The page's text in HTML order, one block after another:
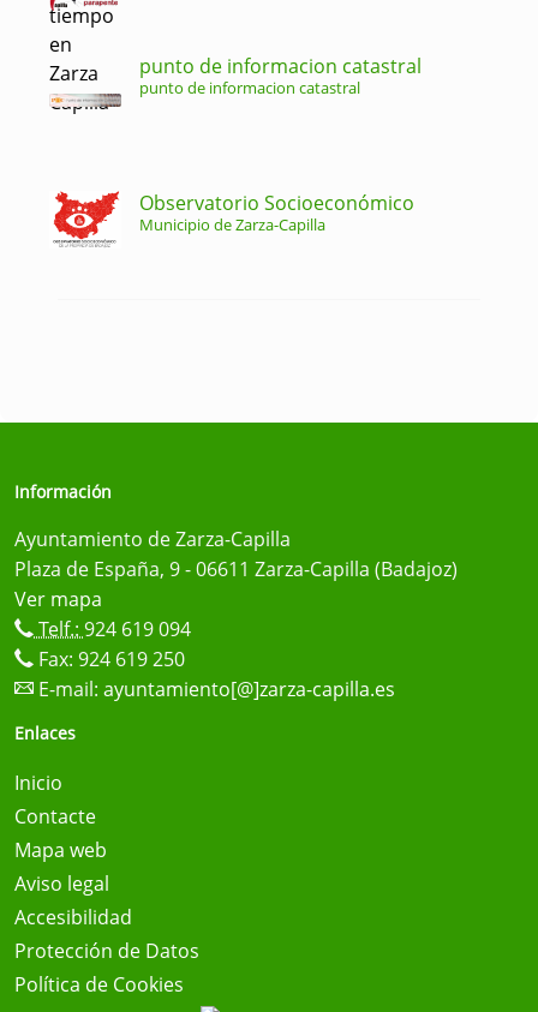
punto de informacion catastral
punto de informacion catastral
Observatorio Socioeconómico
Municipio de Zarza-Capilla
Información
Ayuntamiento de Zarza-Capilla
Plaza de España, 9 - 06611 Zarza-Capilla (Badajoz)
Ver mapa
Telf.: 924 619 094
Fax: 924 619 250
E-mail: ayuntamiento[@]zarza-capilla.es
Enlaces
Inicio
Contacte
Mapa web
Aviso legal
Accesibilidad
Protección de Datos
Política de Cookies